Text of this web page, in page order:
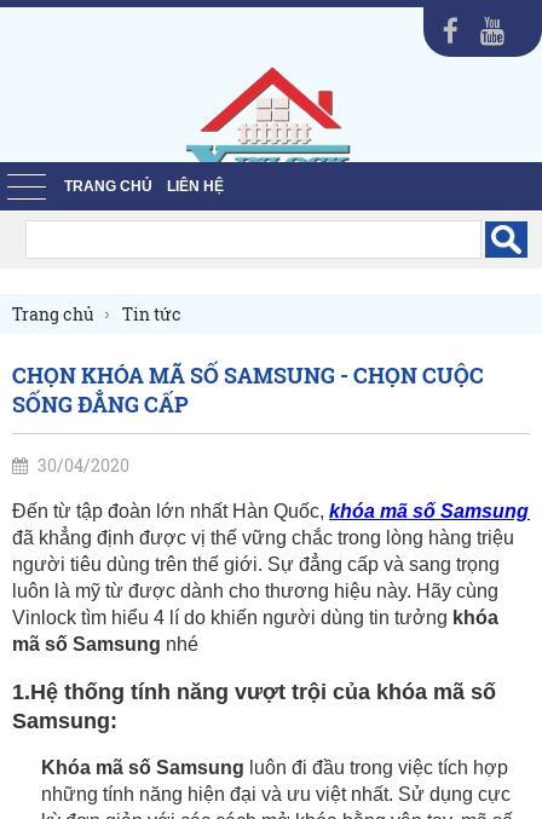
TRANG CHỦ LIÊN HỆ
Trang chủ Tin tức
CHỌN KHÓA MÃ SỐ SAMSUNG - CHỌN CUỘC
SỐNG ĐẲNG CẤP
30/04/2020
Đến từ tập đoàn lớn nhất Hàn Quốc,
đã khẳng định được vị thế vững chắc trong lòng hàng triệu
người tiêu dùng trên thế giới. Sự đẳng cấp và sang trọng
luôn là mỹ từ được dành cho thương hiệu này. Hãy cùng
Vinlock tìm hiểu 4 lí do khiến người dùng tin tưởng khóa
mã số Samsung nhé
1.Hệ thống tính năng vượt trội của khóa mã số
Samsung:
Khóa mã số Samsung luôn đi đầu trong việc tích hợp
những tính năng hiện đại và ưu việt nhất. Sử dụng cực